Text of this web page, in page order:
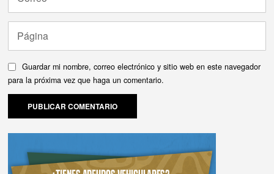
Guardar mi nombre, correo electrónico y sitio web en este navegador
para la próxima vez que haga un comentario.